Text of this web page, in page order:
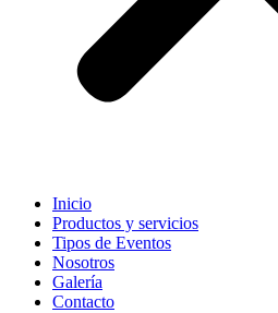
Inicio
Productos y servicios
Tipos de Eventos
Nosotros
Galería
Contacto